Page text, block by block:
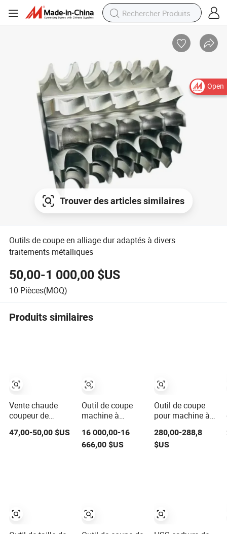
Open
Trouver des articles similaires
Outils de coupe en alliage dur adaptés à divers
traitements métalliques
50,00-1 000,00 $US
10 Pièces(MOQ)
Produits similaires
Vente chaude
coupeur de
personnalisé,
machine de
hobbing de
47,00-50,00 $US
Outil de coupe
machine à
indexable CNC
pour fraisage et
16 000,00-16
666,00 $US
Outil de coupe
pour machine à
hacheur, tailleuse,
broche, tour, outil
280,00-288,8
$US